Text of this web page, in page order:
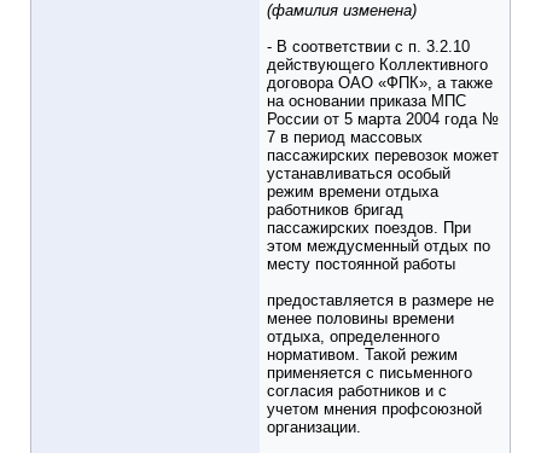
(фамилия изменена)
- В соответствии с п. 3.2.10
действующего Коллективного
договора ОАО «ФПК», а также
на основании приказа МПС
России от 5 марта 2004 года №
7 в период массовых
пассажирских перевозок может
устанавливаться особый
режим времени отдыха
работников бригад
пассажирских поездов. При
этом междусменный отдых по
месту постоянной работы
предоставляется в размере не
менее половины времени
отдыха, определенного
нормативом. Такой режим
применяется с письменного
согласия работников и с
учетом мнения профсоюзной
организации.